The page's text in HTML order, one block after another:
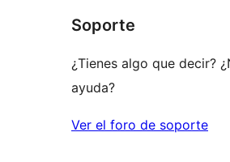
Soporte
¿Tienes algo que decir?
ayuda?
Ver el foro de soporte